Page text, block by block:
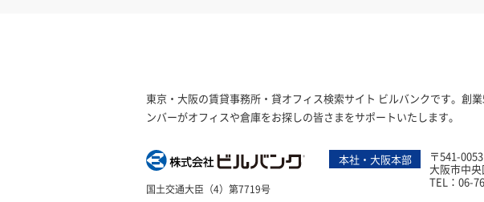
東京・大阪の賃貸事務所・貸オフィス検索サイト ビルバンクです。創
ンバーがオフィスや倉庫をお探しの皆さまをサポートいたします。
株式会社ビルバンク
国土交通大臣（4）第7719号
本社・大阪本部
〒541-0053
大阪市中
TEL：06-